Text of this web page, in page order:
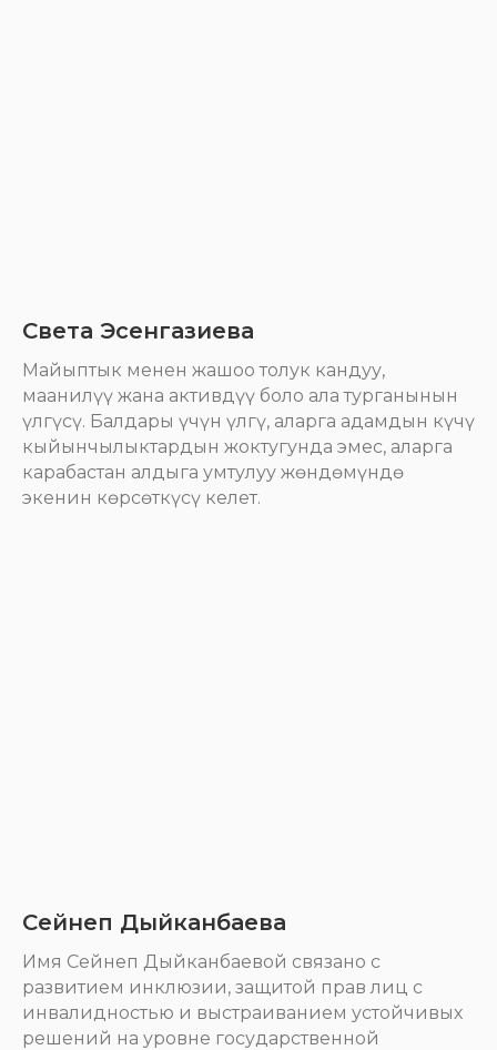
Света Эсенгазиева
Майыптык менен жашоо толук кандуу,
маанилүү жана активдүү боло ала турганынын
үлгүсү. Балдары үчүн үлгү, аларга адамдын күчү
кыйынчылыктардын жоктугунда эмес, аларга
карабастан алдыга умтулуу жөндөмүндө
экенин көрсөткүсү келет.
Сейнеп Дыйканбаева
Имя Сейнеп Дыйканбаевой связано с
развитием инклюзии, защитой прав лиц с
инвалидностью и выстраиванием устойчивых
решений на уровне государственной